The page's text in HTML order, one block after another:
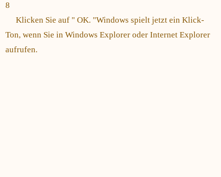
8
Klicken Sie auf " OK. "Windows spielt jetzt ein Klick-
Ton, wenn Sie in Windows Explorer oder Internet Explorer
aufrufen.